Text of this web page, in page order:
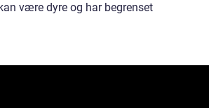
være dyre og har begrenset